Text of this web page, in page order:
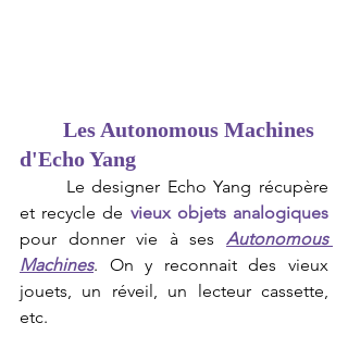
Les Autonomous Machines
d'Echo Yang
et recycle de vieux objets analogiques
pour donner vie à ses Autonomous
Machines. On y reconnait des vieux
jouets, un réveil, un lecteur cassette,
etc.